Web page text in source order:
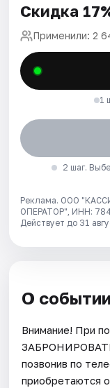
Скидка
Применили: 2
1
2 шаг.
Реклама. ООО
ОПЕРАТОР", ИНН:
Действует до 31
О событии
Внимание! При
ЗАБРОНИРОВАТЬ
позвонив по
приобретаются